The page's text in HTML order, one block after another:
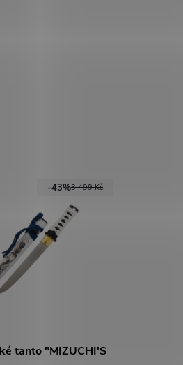
3 499 Kč
-43%
tanto "MIZUCHI'S